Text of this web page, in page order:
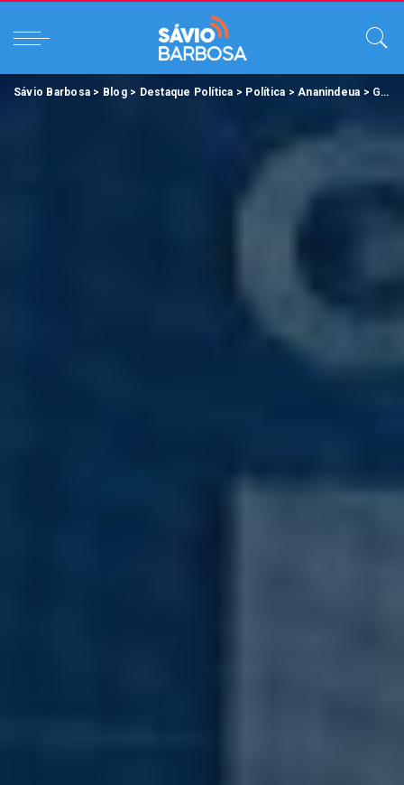
Sávio Barbosa > Blog> Destaque Política > Política >Ananindeua > Governo do Pará realiza grande ação de saúde e cidadania em comemoração aos 80 anos de Ananindeua.